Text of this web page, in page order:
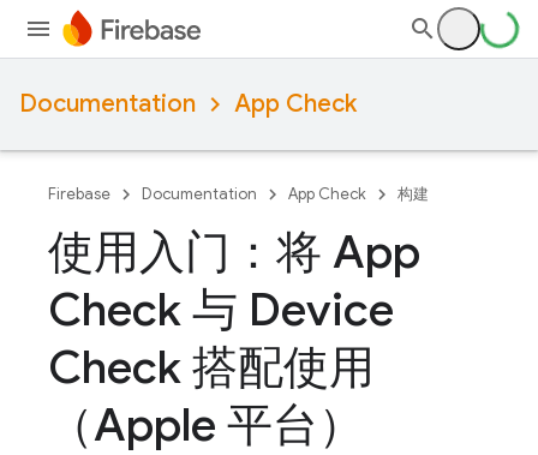
Documentation App Check
Firebase Documentation App Check 构建
使用入门：将 App
Check 与 Device
Check 搭配使用
（Apple 平台）